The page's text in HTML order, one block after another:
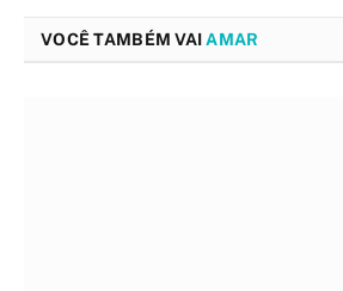
VOCÊ TAMBÉM VAI AMAR